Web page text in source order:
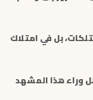
بل في امتلاك
وراء هذا المشهد